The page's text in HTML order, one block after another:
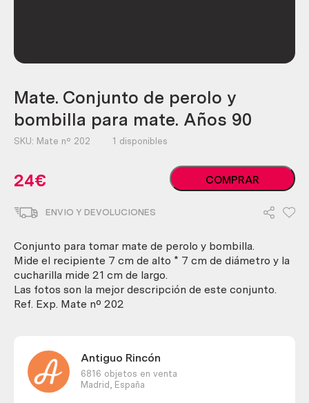
Mate. Conjunto de perolo y
bombilla para mate. Años 90
SKU: Mate nº 202 1 disponibles
24€
Mate.
Conjunto
bombilla
para
Años
COMPRAR
ENVIO Y DEVOLUCIONES
Conjunto para tomar mate de perolo y bombilla.
Mide el recipiente 7 cm de alto * 7 cm de diámetro y la
cucharilla mide 21 cm de largo.
Las fotos son la mejor descripción de este conjunto.
Ref. Exp. Mate nº 202
Antiguo Rincón
6816 objetos en venta
Madrid,
España